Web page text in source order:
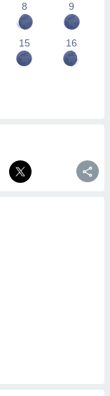
8 9
15 16